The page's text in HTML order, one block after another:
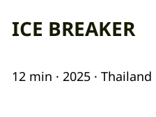
ICE BREAKER
12 min · 2025 · Thailand